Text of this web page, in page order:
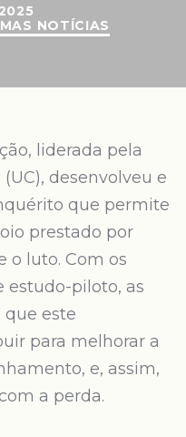
NOTÍCIAS
liderada pela
desenvolveu e
que permite
prestado por
o luto. Com os
estudo-piloto, as
este
para melhorar a
e, assim,
a perda.